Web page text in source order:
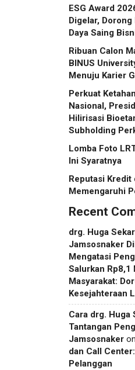
ESG Award
Digelar, Dorong
Daya Saing
Ribuan Calon
BINUS
Menuju Karier
Perkuat
Nasional,
Hilirisasi
Subholding
Lomba Foto
Ini Syaratnya
Reputasi Kredit
Memengaruhi
Recent
drg. Huga
Jamsosnaker
Mengatasi
Salurkan Rp8,1
Masyarakat:
Kesejahteraan
Cara drg. Huga
Tantangan
Jamsosnaker on
dan Call
Pelanggan